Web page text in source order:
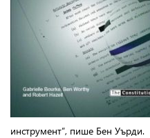
инструмент”, пише Бен Уърди.